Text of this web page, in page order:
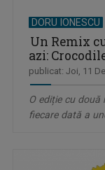
DORU IONESCU
Un Remix
azi:
publicat: Joi, 11
O ediție cu două
fiecare dată a